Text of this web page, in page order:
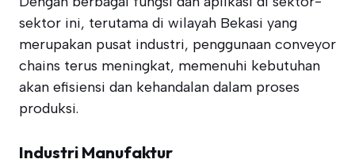
sektor ini, terutama di wilayah Bekasi yang
merupakan pusat industri, penggunaan conveyor
chains terus meningkat, memenuhi kebutuhan
akan efisiensi dan kehandalan dalam proses
produksi.
Industri Manufaktur